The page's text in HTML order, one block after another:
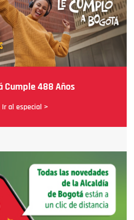
Cumple 488 Años
Ir al especial >